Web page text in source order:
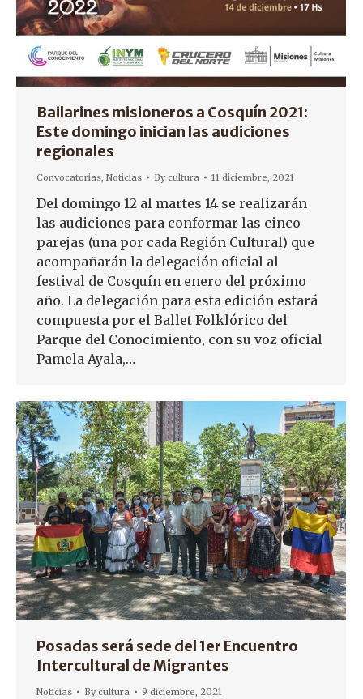
Bailarines misioneros a Cosquín 2021:
Este domingo inician las audiciones
regionales
Convocatorias, Noticias Bycultura 11 diciembre, 2021
Del domingo 12 al martes 14 se realizarán
las audiciones para conformar las cinco
parejas (una por cada Región Cultural) que
acompañarán la delegación oficial al
festival de Cosquín en enero del próximo
año. La delegación para esta edición estará
compuesta por el Ballet Folklórico del
Parque del Conocimiento, con su voz oficial
Pamela Ayala,…
Posadas será sede del 1er Encuentro
Intercultural de Migrantes
Noticias Bycultura 9 diciembre, 2021